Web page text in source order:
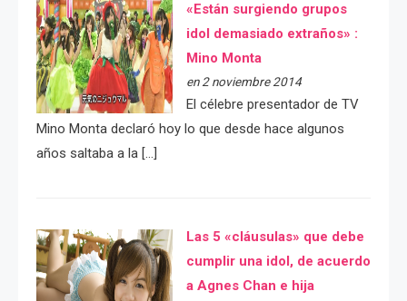
«Están surgiendo grupos
idol demasiado extraños» :
Mino Monta
en 2 noviembre 2014
El célebre presentador de TV
Mino Monta declaró hoy lo que desde hace algunos
años saltaba a la […]
Las 5 «cláusulas» que debe
cumplir una idol, de acuerdo
a Agnes Chan e hija